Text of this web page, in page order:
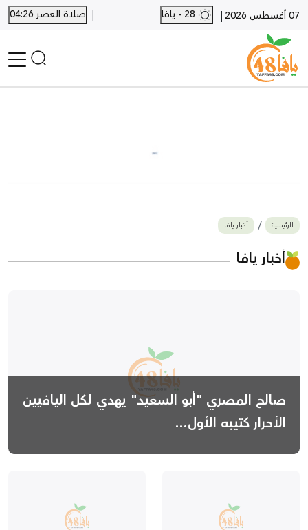
07 أغسطس 2026 |
| صلاة العصر 04:26
بيع وشراء
أخبار القدس
وفيات
الرئيسية أخبار يافا
أخبار يافا
صالح المصري "أبو السعيد" يهدي لكل اليافيين
الأحرار كتيبه الأول...